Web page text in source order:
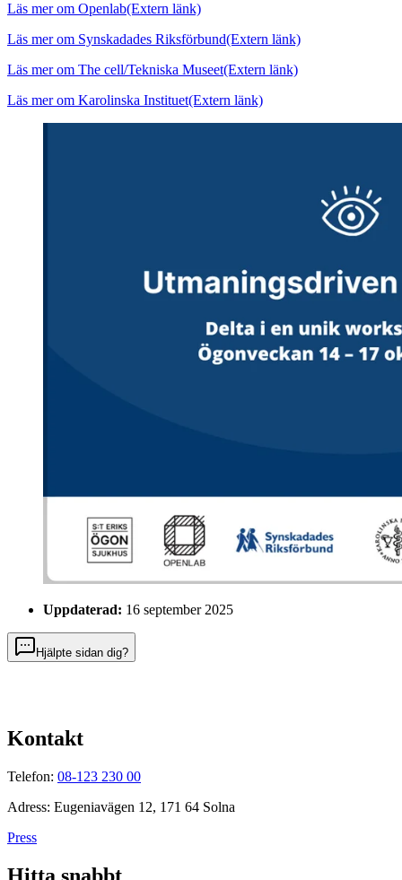
Läs mer om Openlab(Extern länk)
Läs mer om Synskadades Riksförbund(Extern länk)
Läs mer om The cell/Tekniska Museet(Extern länk)
Läs mer om Karolinska Instituet(Extern länk)
Uppdaterad: 16 september 2025
Hjälpte sidan dig?
Kontakt
Telefon: 08-123 230 00
Adress: Eugeniavägen 12, 171 64 Solna
Press